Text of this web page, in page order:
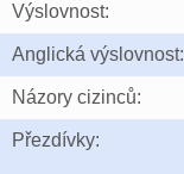
Výslovnost:
Anglická výslovnost:
Názory cizinců:
Přezdívky: